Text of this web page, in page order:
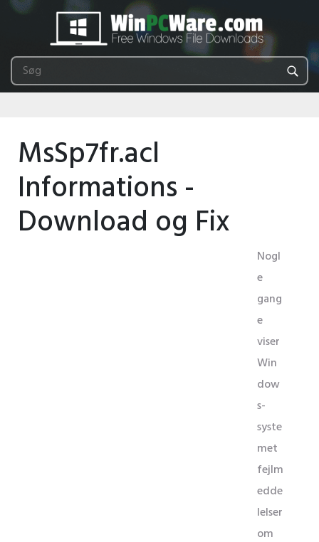
MsSp7fr.acl
Informations -
Download og Fix
Nogl
e
gang
e
viser
Win
dow
s-
syste
met
fejlm
edde
lelser
om